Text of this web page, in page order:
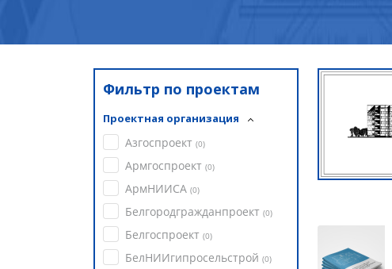
Фильтр по проектам
Проектная организация
Азгоспроект (0)
Армгоспроект (0)
АрмНИИСА (0)
Белгородгражданпроект (0)
Белгоспроект (0)
БелНИИгипросельстрой (0)